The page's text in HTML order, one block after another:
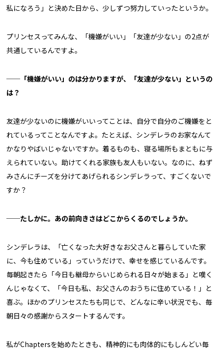
私になろう」と決めた日から、少しずつ努力していったというか。
プリンセスってみんな、「機嫌がいい」「友達が少ない」の2点が
共通しているんですよ。
── 「機嫌がいい」のは分かりますが、「友達が少ない」というの
は？
友達が少ないのに機嫌がいいってことは、自分で自分のご機嫌をと
れているってことなんですよ。たとえば、シンデレラのお家なんて
かなりやばいじゃないですか。着るものも、寝る場所もまともに与
えられていない。助けてくれる家族も友人もいない。なのに、ねず
みさんにチーズを分けてあげられるシンデレラって、すごくないで
すか？
──たしかに。あの前向きさはどこからくるのでしょうか。
シンデレラは、「亡くなった大好きなお父さんと暮らしていた家
に、今も住めている」っていうだけで、幸せを感じているんです。
毎朝起きたら「今日も継母からいじめられる日々が始まる」と嘆く
んじゃなくて、「今日も私、お父さんのおうちに住めている！」と
喜ぶ。ほかのプリンセスたちも同じで、どんなに辛い状況でも、毎
朝日々の感謝からスタートするんです。
私がChaptersを始めたときも、精神的にも肉体的にもしんどい毎